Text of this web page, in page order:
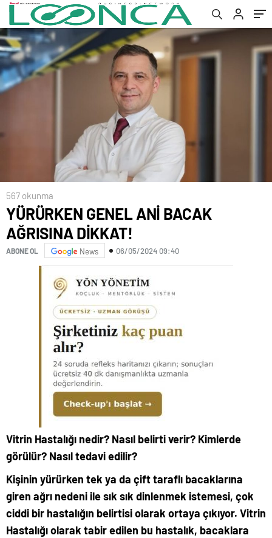
567 okunma
YÜRÜRKEN GENEL ANİ BACAK
AĞRISINA DİKKAT!
ABONE OL News 06/05/2024 09:40
Vitrin Hastalığı nedir? Nasıl belirti verir? Kimlerde
görülür? Nasıl tedavi edilir?
Kişinin yürürken tek ya da çift taraflı bacaklarına
giren ağrı nedeni ile sık sık dinlenmek istemesi, çok
ciddi bir hastalığın belirtisi olarak ortaya çıkıyor. Vitrin
Hastalığı olarak tabir edilen bu hastalık, bacaklara